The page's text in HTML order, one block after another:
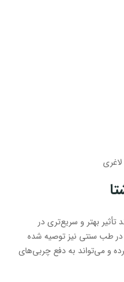
بهتر و سریع‌تری در
طب سنتی نیز توصیه شده
و می‌تواند به دفع چربی‌های